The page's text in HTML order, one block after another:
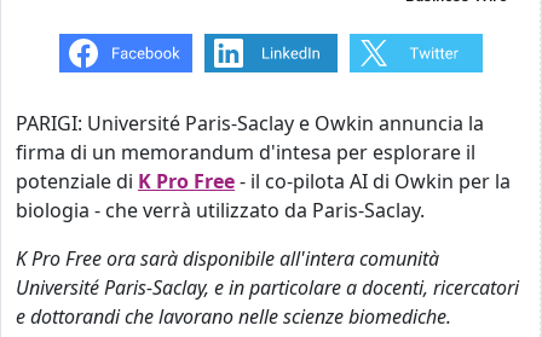
PARIGI: Université Paris-Saclay e Owkin annuncia la
firma di un memorandum d'intesa per esplorare il
potenziale di K Pro Free- il co-pilota AI di Owkin per la
biologia - che verrà utilizzato da Paris-Saclay.
K Pro Free ora sarà disponibile all'intera comunità
Université Paris-Saclay, e in particolare a docenti, ricercatori
e dottorandi che lavorano nelle scienze biomediche.